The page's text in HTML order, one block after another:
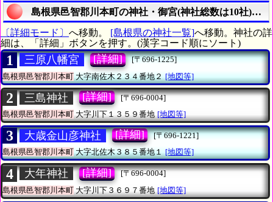
島根県邑智郡川本町の神社・御宮(神社総数は10社)の
〔詳細モード〕 へ移動。 [島根県の神社一覧]へ移動。神社の詳
細は、「詳細」ボタンを押す。(漢字コード順にソート)
1 三原八幡宮 [詳細]
[〒696-1225]
島根県邑智郡川本町大字南佐木２３４番地２ [地図等]
2 三島神社 [詳細]
[〒696-0004]
島根県邑智郡川本町大字川下１３５９番地 [地図等]
3 大歳金山彦神社 [詳細]
[〒696-1221]
島根県邑智郡川本町大字北佐木３８５番地１ [地図等]
4 大年神社 [詳細]
[〒696-0004]
島根県邑智郡川本町 大字川下３６９７番地 [地図等]